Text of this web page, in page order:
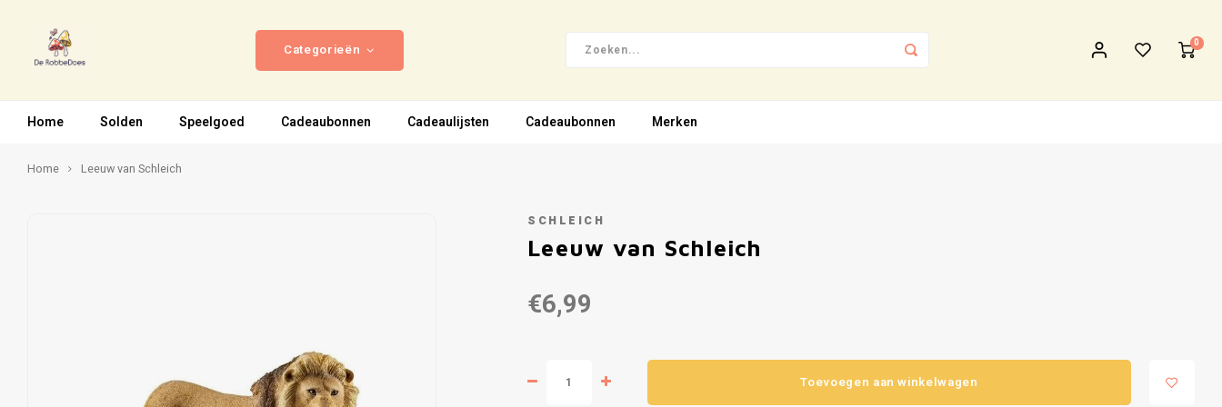
Categorieën 0
Home Solden Speelgoed Cadeaubonnen Cadeaulijsten Cadeaubonnen Merken
Home Leeuw van Schleich
SCHLEICH
Leeuw van Schleich
€6,99
Toevoegen aan winkelwagen